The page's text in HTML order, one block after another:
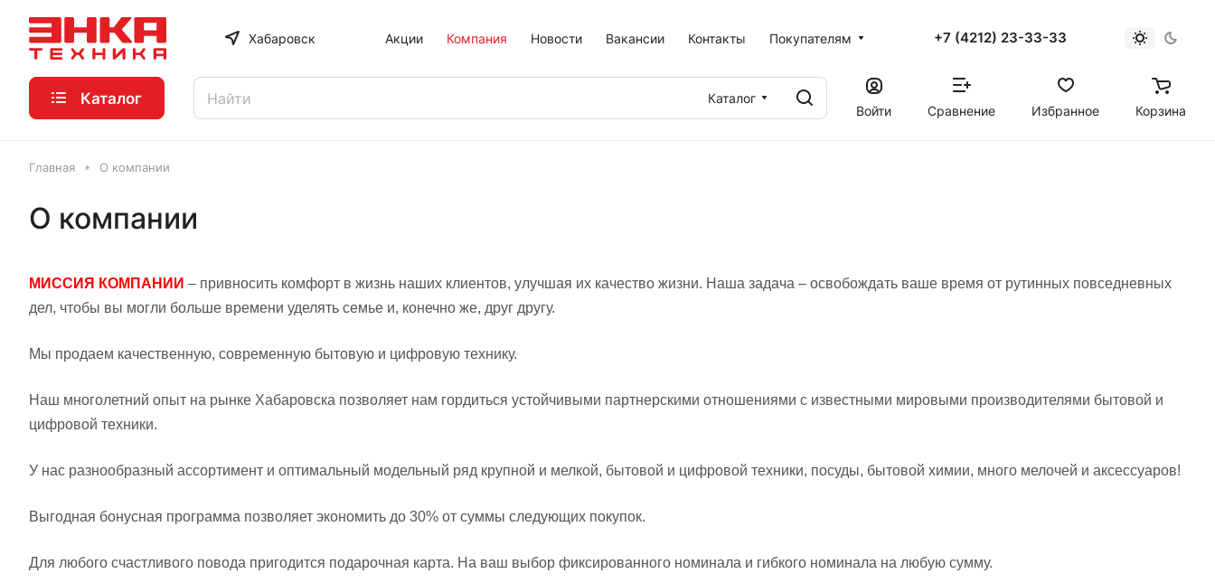
Хабаровск Акции Компания Новости Вакансии Контакты Покупателям +7 (4212) 23-33-33
Каталог
Каталог
Войти
Сравнение Избранное Корзина
Главная О компании
О компании
МИССИЯ КОМПАНИИ – привносить комфорт в жизнь наших клиентов, улучшая их качество жизни. Наша задача – освобождать ваше время от рутинных повседневных
дел, чтобы вы могли больше времени уделять семье и, конечно же, друг другу.
Мы продаем качественную, современную бытовую и цифровую технику.
Наш многолетний опыт на рынке Хабаровска позволяет нам гордиться устойчивыми партнерскими отношениями с известными мировыми производителями бытовой и
цифровой техники.
У нас разнообразный ассортимент и оптимальный модельный ряд крупной и мелкой, бытовой и цифровой техники, посуды, бытовой химии, много мелочей и аксессуаров!
Выгодная бонусная программа позволяет экономить до 30% от суммы следующих покупок.
Для любого счастливого повода пригодится подарочная карта. На ваш выбор фиксированного номинала и гибкого номинала на любую сумму.